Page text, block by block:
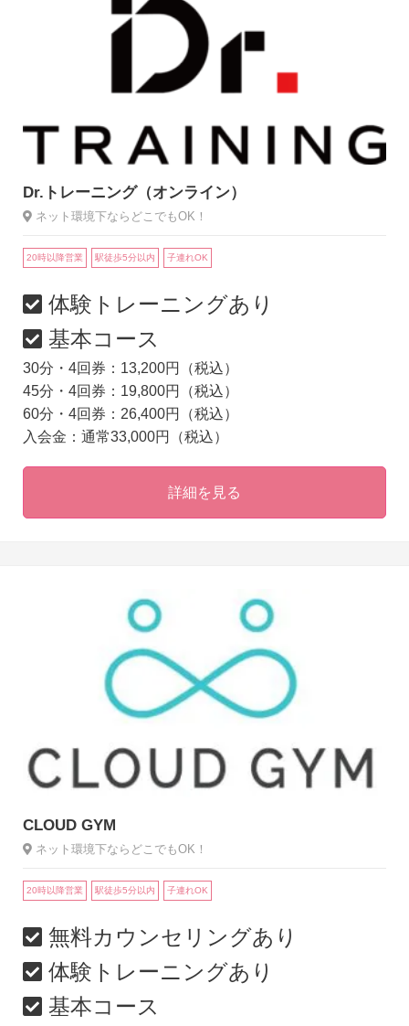
Dr.トレーニング（オンライン）
ネット環境下ならどこでもOK！
20時以降営業 駅徒歩5分以内 子連れOK
体験トレーニングあり
基本コース
30分・4回券：13,200円（税込）
45分・4回券：19,800円（税込）
60分・4回券：26,400円（税込）
入会金：通常33,000円（税込）
詳細を見る
CLOUD GYM
ネット環境下ならどこでもOK！
20時以降営業 駅徒歩5分以内 子連れOK
無料カウンセリングあり
体験トレーニングあり
基本コース